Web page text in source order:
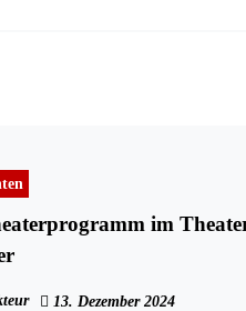
im
13. Dezember 2024